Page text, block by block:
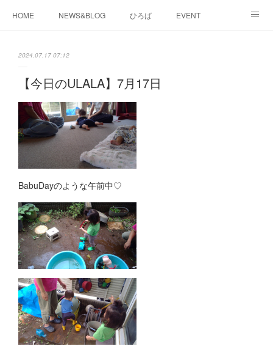
HOME NEWS&BLOG ひろば EVENT
2024.07.17 07:12
【今日のULALA】7月17日
BabuDayのような午前中♡